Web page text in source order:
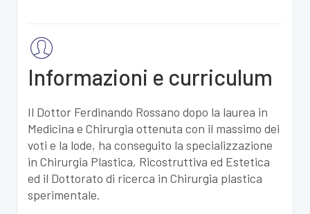
Informazioni e curriculum
Il Dottor Ferdinando Rossano dopo la laurea in
Medicina e Chirurgia ottenuta con il massimo dei
voti e la lode, ha conseguito la specializzazione
in Chirurgia Plastica, Ricostruttiva ed Estetica
ed il Dottorato di ricerca in Chirurgia plastica
sperimentale.